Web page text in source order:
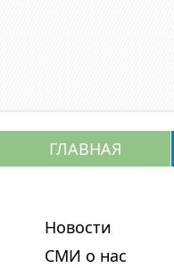
ГЛАВНАЯ
Новости
СМИ о нас